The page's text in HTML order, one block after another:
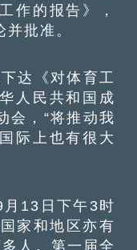
作的报告》，
批准。
达《对体育工
人民共和国成
会，“将推动我
际上也有很大
13日下午3时
家和地区亦有
人。第一届全